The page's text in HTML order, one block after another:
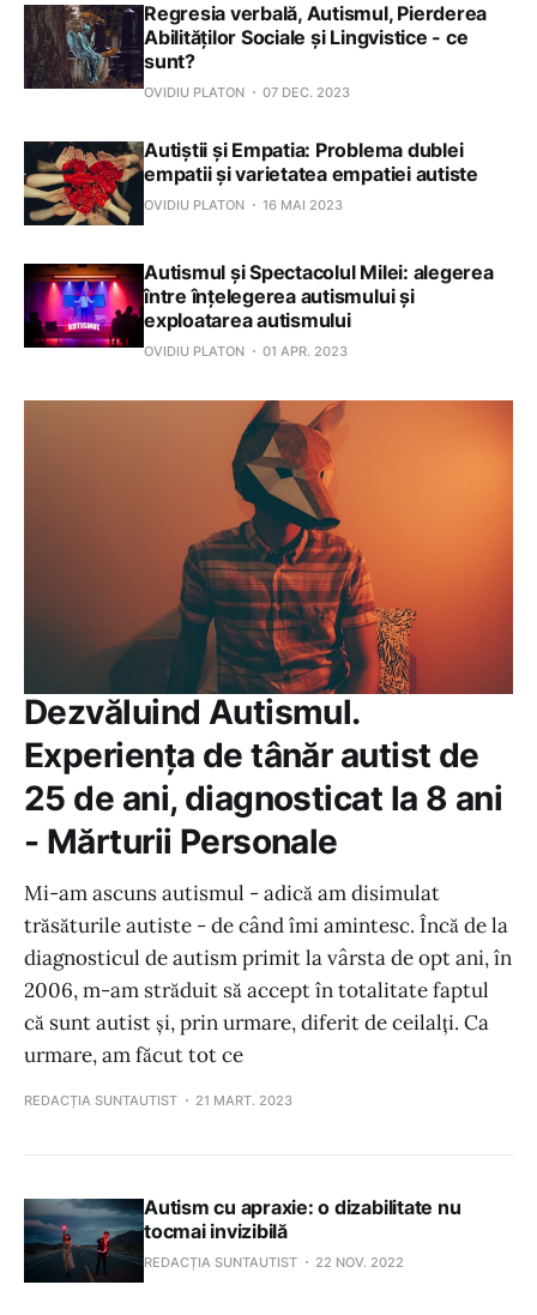
Regresia verbală, Autismul, Pierderea
Abilităților Sociale și Lingvistice - ce
sunt?
OVIDIU PLATON 07 DEC. 2023
Autiștii și Empatia: Problema dublei
empatii și varietatea empatiei autiste
OVIDIU PLATON 16 MAI 2023
Autismul și Spectacolul Milei: alegerea
între înțelegerea autismului și
exploatarea autismului
OVIDIU PLATON 01 APR. 2023
Dezvăluind Autismul.
Experiența de tânăr autist de
25 de ani, diagnosticat la 8 ani
- Mărturii Personale
Mi-am ascuns autismul - adică am disimulat
trăsăturile autiste - de când îmi amintesc. Încă de la
diagnosticul de autism primit la vârsta de opt ani, în
2006, m-am străduit să accept în totalitate faptul
că sunt autist și, prin urmare, diferit de ceilalți. Ca
urmare, am făcut tot ce
REDACȚIA SUNTAUTIST 21 MART. 2023
Autism cu apraxie: o dizabilitate nu
tocmai invizibilă
REDACȚIA SUNTAUTIST 22 NOV. 2022